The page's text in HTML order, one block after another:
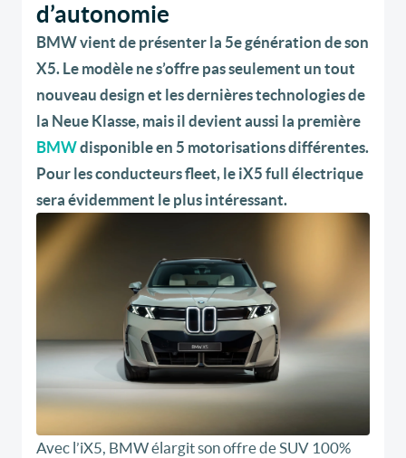
d’autonomie
BMW vient de présenter la 5e génération de son
X5. Le modèle ne s’offre pas seulement un tout
nouveau design et les dernières technologies de
la Neue Klasse, mais il devient aussi la première
BMWdisponible en 5 motorisations différentes.
Pour les conducteurs fleet, le iX5 full électrique
sera évidemment le plus intéressant.
Avec l’iX5, BMW élargit son offre de SUV 100%